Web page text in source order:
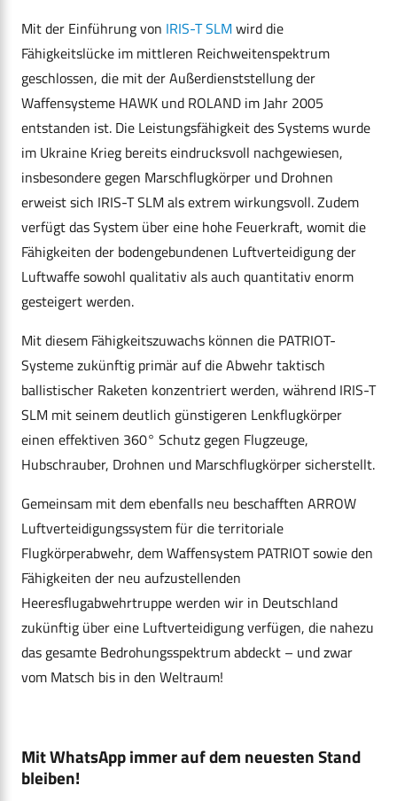
Mit der Einführung von IRIS-T SLM wird die
Fähigkeitslücke im mittleren Reichweitenspektrum
geschlossen, die mit der Außerdienststellung der
Waffensysteme HAWK und ROLAND im Jahr 2005
entstanden ist. Die Leistungsfähigkeit des Systems wurde
im Ukraine Krieg bereits eindrucksvoll nachgewiesen,
insbesondere gegen Marschflugkörper und Drohnen
erweist sich IRIS-T SLM als extrem wirkungsvoll. Zudem
verfügt das System über eine hohe Feuerkraft, womit die
Fähigkeiten der bodengebundenen Luftverteidigung der
Luftwaffe sowohl qualitativ als auch quantitativ enorm
gesteigert werden.
Mit diesem Fähigkeitszuwachs können die PATRIOT-
Systeme zukünftig primär auf die Abwehr taktisch
ballistischer Raketen konzentriert werden, während IRIS-T
SLM mit seinem deutlich günstigeren Lenkflugkörper
einen effektiven 360° Schutz gegen Flugzeuge,
Hubschrauber, Drohnen und Marschflugkörper sicherstellt.
Gemeinsam mit dem ebenfalls neu beschafften ARROW
Luftverteidigungssystem für die territoriale
Flugkörperabwehr, dem Waffensystem PATRIOT sowie den
Fähigkeiten der neu aufzustellenden
Heeresflugabwehrtruppe werden wir in Deutschland
zukünftig über eine Luftverteidigung verfügen, die nahezu
das gesamte Bedrohungsspektrum abdeckt – und zwar
vom Matsch bis in den Weltraum!
Mit WhatsApp immer auf dem neuesten Stand
bleiben!